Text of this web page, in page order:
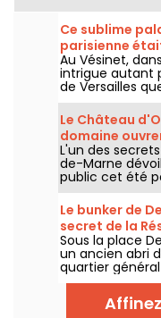
Ce sublime
parisienne
marquise
Au Vésinet,
intrigue autant
de Versailles
l'une de ses
marquise Luisa
la Belle Époque.
Le Château
domaine
première fois
L'un des
de-Marne
public cet été
juillet au 4
d'Ormesson,
dans la même
générations,
découvrir son
fastueux.
Le bunker de
secret de la
gratuitement
Sous la place
un ancien abri
quartier
en août 1944.
exceptionnel,
mais